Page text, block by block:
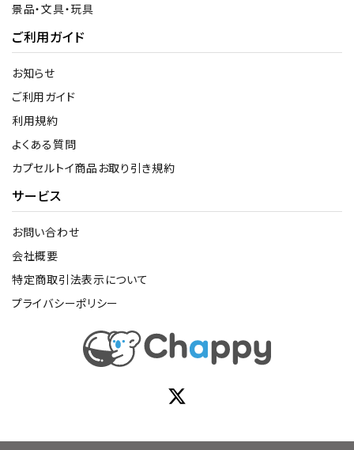
景品・文具・玩具
ご利用ガイド
お知らせ
ご利用ガイド
利用規約
よくある質問
カプセルトイ商品お取り引き規約
サービス
お問い合わせ
会社概要
特定商取引法表示について
プライバシーポリシー